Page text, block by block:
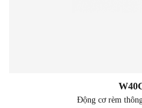
Động cơ rèm